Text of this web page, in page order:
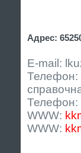
Адрес:
E-mail:
Телефон:
Телефон:
WWW:
WWW: